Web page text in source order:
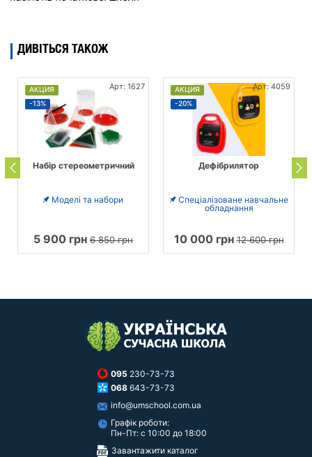
ДИВІТЬСЯ ТАКОЖ
АКЦИЯ
-13%
Арт: 1627
Набір стереометричний
Моделі та набори
5 900 грн 6 850 грн
АКЦИЯ
-20%
Арт: 4059
Дефібрилятор
Спеціалізоване навчальне
обладнання
10 000 грн12 600 грн
095 230-73-73
068 643-73-73
info@umschool.com.ua
Графік роботи:
Пн-Пт: с 10:00 до 18:00
Завантажити каталог